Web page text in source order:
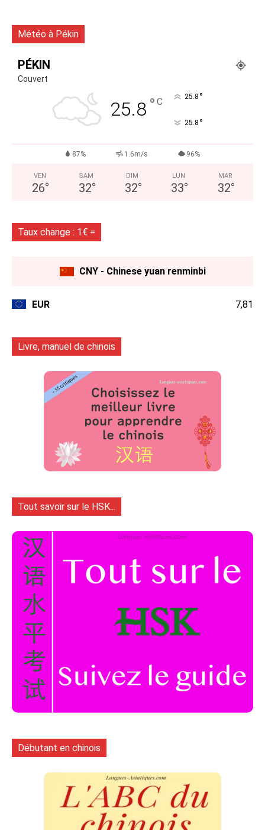
Météo à Pékin
PÉKIN
Couvert
25.8 ° C 25.8 °
25.8 °
87% 1.6m/s 96%
VEN
26°
SAM
32°
DIM
32°
LUN
33°
MAR
32°
Taux change : 1€ =
CNY - Chinese yuan renminbi
EUR 7,81
Livre, manuel de chinois
Tout savoir sur le HSK...
Débutant en chinois